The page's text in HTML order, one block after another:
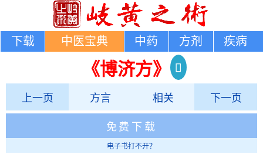
下载 中医宝典 中药 方剂 疾病
《博济方》
上一页 方言 相关 下一页
免费下载
电子书打不开？